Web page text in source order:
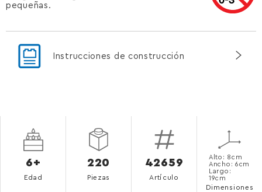
pequeñas.
Instrucciones de construcción
6+
Edad
220
Piezas
42659
Artículo
Alto: 8cm
Ancho: 6cm
Largo:
19cm
Dimensiones